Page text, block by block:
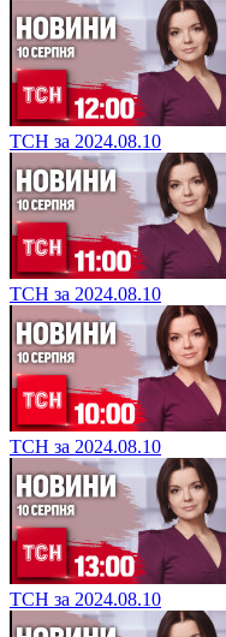
ТСН за 2024.08.10
ТСН за 2024.08.10
ТСН за 2024.08.10
ТСН за 2024.08.10